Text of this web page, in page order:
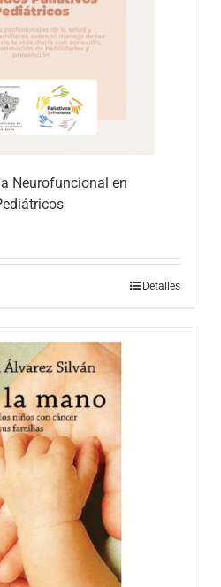
Neurofuncional en
Detalles